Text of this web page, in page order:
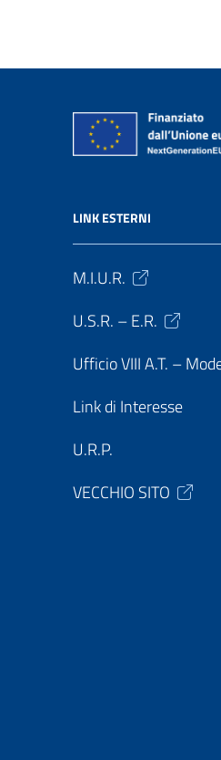
LINK ESTERNI
M.I.U.R.
U.S.R. – E.R.
Ufficio VIII A.T. –
Link di Interesse
U.R.P.
VECCHIO SITO